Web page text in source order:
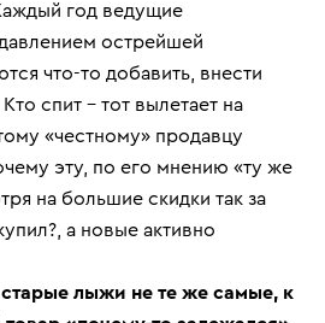
год ведущие
острейшей
что-то добавить, внести
спит – тот вылетает на
«честному» продавцу
эту, по его мнению «ту же
на большие скидки так за
а новые активно
старые лыжи не те же самые, к